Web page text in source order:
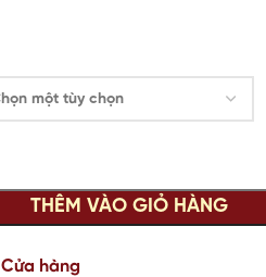
THÊM VÀO GIỎ HÀNG
Cửa hàng